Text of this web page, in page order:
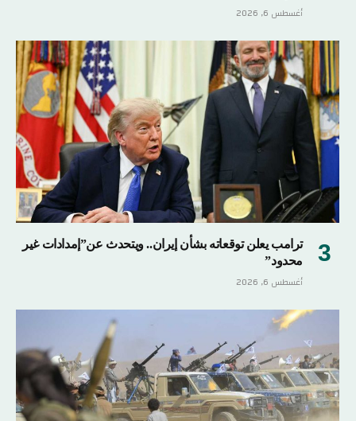
أغسطس 6, 2026
ترامب يعلن توقعاته بشأن إيران.. ويتحدث عن”إمدادات غير
محدود”
أغسطس 6, 2026